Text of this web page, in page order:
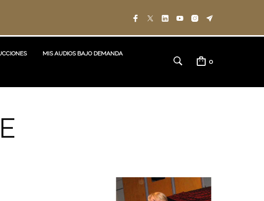
MIS AUDIOS BAJO DEMANDA
0